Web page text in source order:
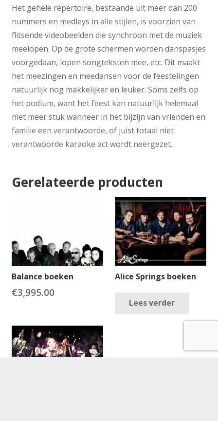
Het gehele repertoire, bestaande uit meer dan 200
nummers en medleys in alle stijlen, is voorzien van
flitsende videobeelden die synchroon met de muziek
meelopen. Op de grote schermen worden danspasjes
voorgedaan, lopen songteksten mee, etc. Dit maakt
het meezingen en meedansen voor de feestelingen
natuurlijk nog makkelijker en leuker. Soms zelfs op
het podium, want het feest kan natuurlijk helemaal
niet meer stuk wanneer in het bijzijn van vrienden en
familie een verantwoorde, of juist totaal niet
verantwoorde karaoke act wordt neergezet.
Gerelateerde producten
Balance boeken
€3,995.00
Alice Springs boeken
Lees verder